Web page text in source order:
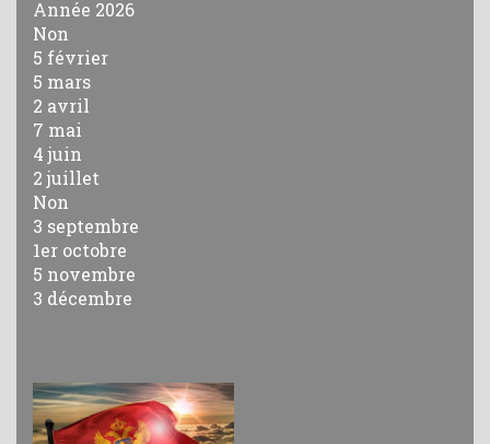
Année 2026
Non
5 février
5 mars
2 avril
7 mai
4 juin
2 juillet
Non
3 septembre
1er octobre
5 novembre
3 décembre